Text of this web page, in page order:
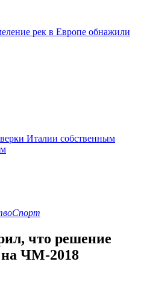
рек в Европе обнажили
Италии собственным
Спорт
что решение
ЧМ-2018